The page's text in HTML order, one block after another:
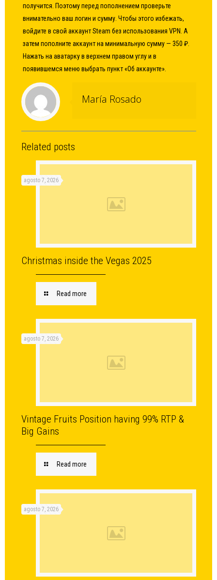
получится. Поэтому перед пополнением проверьте
внимательно ваш логин и сумму. Чтобы этого избежать,
войдите в свой аккаунт Steam без использования VPN. А
затем пополните аккаунт на минимальную сумму — 350 ₽.
Нажать на аватарку в верхнем правом углу и в
появившемся меню выбрать пункт «Об аккаунте».
María Rosado
Related posts
agosto 7, 2026
Christmas inside the Vegas 2025
Read more
agosto 7, 2026
Vintage Fruits Position having 99% RTP &
Big Gains
Read more
agosto 7, 2026